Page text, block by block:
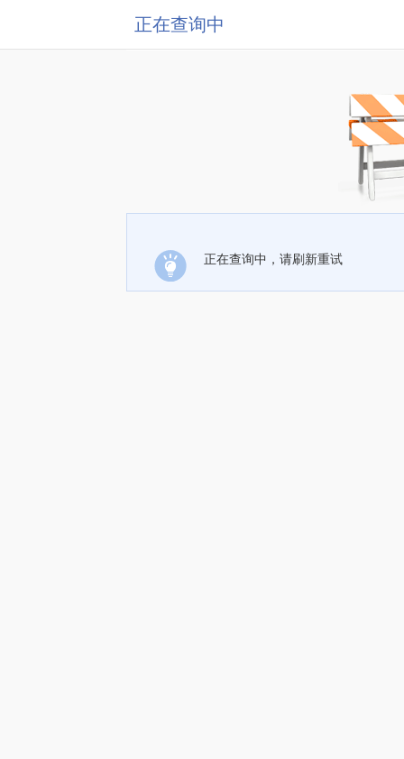
正在查询中
正在查询中，请刷新重试